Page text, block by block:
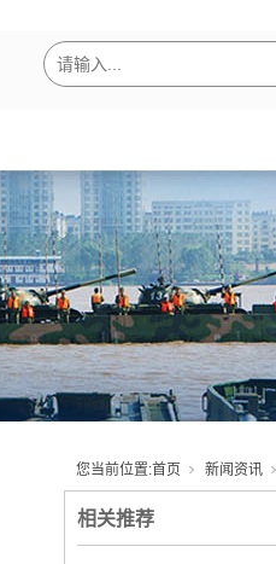
您当前位置:首页 新闻资讯
相关推荐